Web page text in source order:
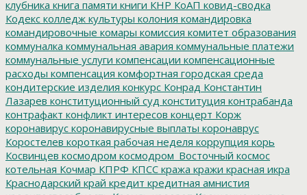
клубника книга памяти книги КНР КоАП ковид-сводка
Кодекс колледж культуры колония командировка
командировочные комары комиссия комитет образования
коммуналка коммунальная авария коммунальные платежи
коммунальные услуги компенсации компенсационные
расходы компенсация комфортная городская среда
кондитерские изделия конкурс Конрад Константин
Лазарев конституционный суд конституция контрабанда
контрафакт конфликт интересов концерт Корж
коронавирус коронавирусные выплаты коронаврус
Коростелев короткая рабочая неделя коррупция корь
Косвинцев космодром космодром_Восточный космос
котельная Кочмар КПРФ КПСС кража кражи красная икра
Краснодарский край кредит кредитная амнистия